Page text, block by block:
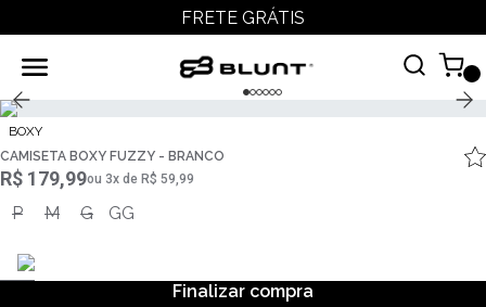
FRETE GRÁTIS
BOXY
CAMISETA BOXY FUZZY - BRANCO
R$ 179,99ou 3x de R$ 59,99
P M G GG
Finalizar compra